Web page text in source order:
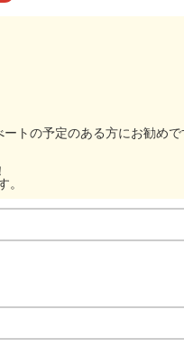
トの予定のある方にお勧めで
。